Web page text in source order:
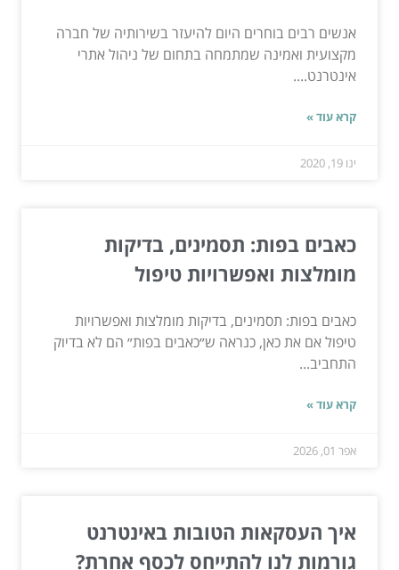
אנשים רבים בוחרים היום להיעזר בשירותיה של חברה
מקצועית ואמינה שמתמחה בתחום של ניהול אתרי
אינטרנט....
קרא עוד »
ינו 19, 2020
כאבים בפות: תסמינים, בדיקות
מומלצות ואפשרויות טיפול
כאבים בפות: תסמינים, בדיקות מומלצות ואפשרויות
טיפול אם את כאן, כנראה ש״כאבים בפות״ הם לא בדיוק
התחביב...
קרא עוד »
אפר 01, 2026
איך העסקאות הטובות באינטרנט
גורמות לנו להתייחס לכסף אחרת?